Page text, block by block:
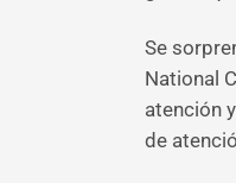
Se
National
atención
de